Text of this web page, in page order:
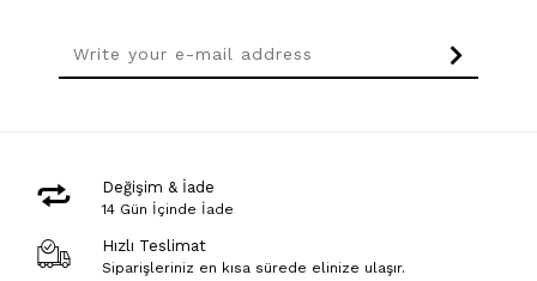
Değişim & İade
14 Gün İçinde İade
Hızlı Teslimat
Siparişleriniz en kısa sürede elinize ulaşır.